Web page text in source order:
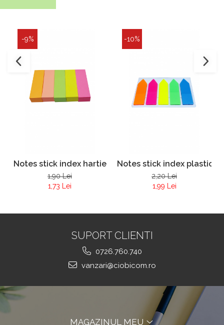
-9%
Notes stick index hartie
1,90 Lei
1,73 Lei
-10%
Notes stick index plastic
2,20 Lei
1,99 Lei
SUPORT CLIENTI
0726.760.740
vanzari@ciobicom.ro
MAGAZINUL MEU